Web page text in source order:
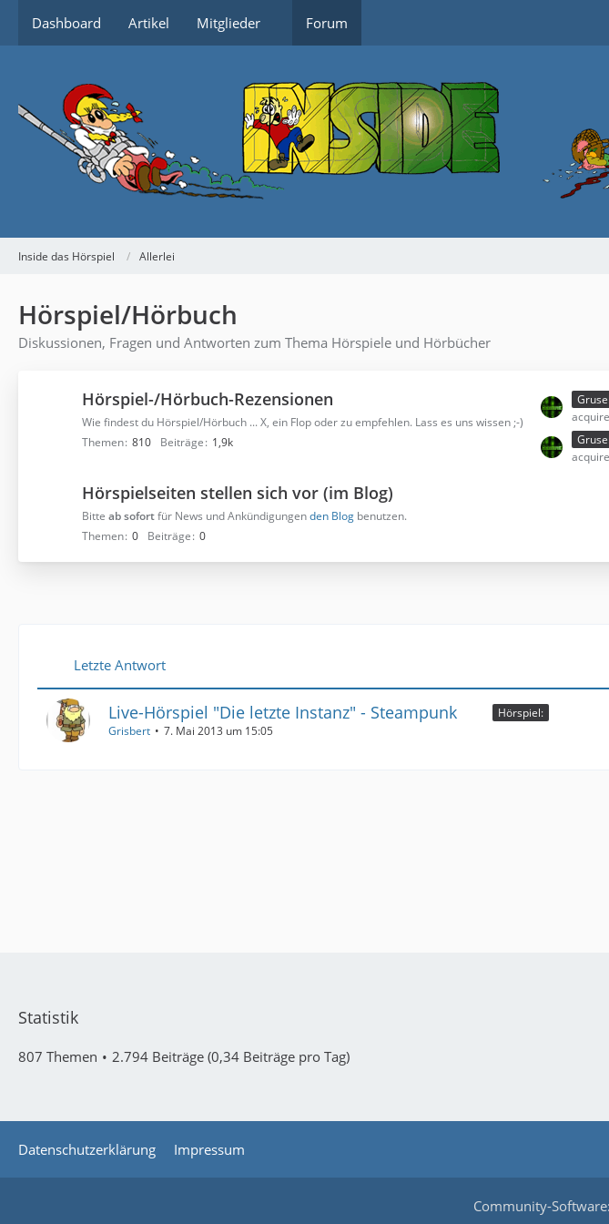
Dashboard Artikel Mitglieder Forum
Inside das Hörspiel Allerlei
Hörspiel/Hörbuch
Diskussionen, Fragen und Antworten zum Thema Hörspiele und Hörbücher
Hörspiel-/Hörbuch-Rezensionen
Wie findest du Hörspiel/Hörbuch ... X, ein Flop oder zu empfehlen. Lass es uns wissen ;-)
Themen 810 Beiträge 1,9k
L
e
t
z
i
acquire
acquire
Hörspielseiten stellen sich vor (im Blog)
Bitte ab sofortfür News und Ankündigungenden Blog benutzen.
Themen 0 Beiträge 0
Letzte Antwort
Hörspiel:
Live-Hörspiel "Die letzte Instanz" - Steampunk
Grisbert 7. Mai 2013 um 15:05
Statistik
807 Themen 2.794 Beiträge (0,34 Beiträge pro Tag)
Datenschutzerklärung Impressum
Community-Software: